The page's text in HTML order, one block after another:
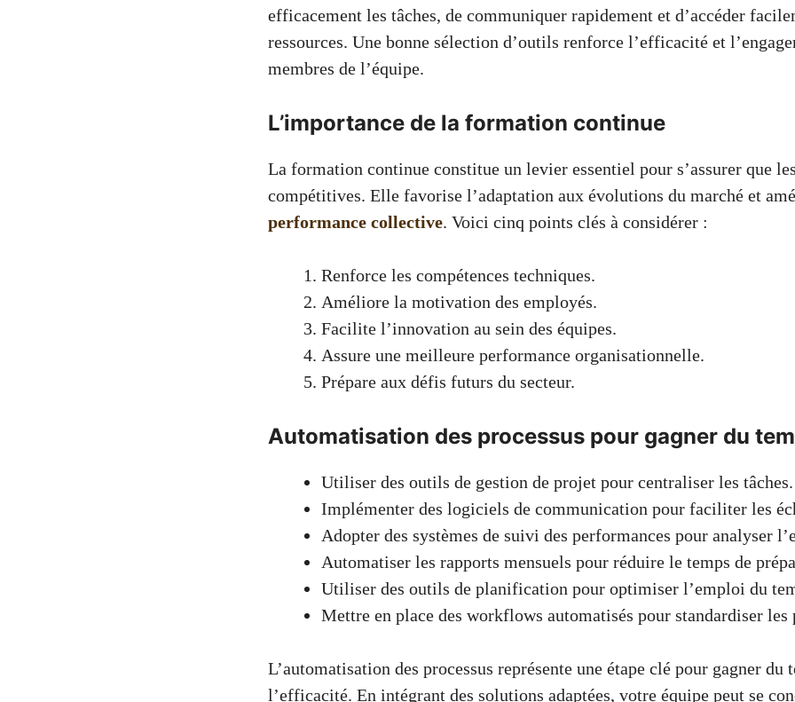
efficacement les tâches, de communiquer rapidement et d’accéder
ressources. Une bonne sélection d’outils renforce l’efficacité et
membres de l’équipe.
L’importance de la formation continue
La formation continue constitue un levier essentiel pour s’assurer que
compétitives. Elle favorise l’adaptation aux évolutions du marché et
performance collective. Voici cinq points clés à considérer :
Renforce les compétences techniques.
Améliore la motivation des employés.
Facilite l’innovation au sein des équipes.
Assure une meilleure performance organisationnelle.
Prépare aux défis futurs du secteur.
Automatisation des processus pour gagner du
Utiliser des outils de gestion de projet pour centraliser les tâches.
Implémenter des logiciels de communication pour faciliter les
Adopter des systèmes de suivi des performances pour analyser
Automatiser les rapports mensuels pour réduire le temps de
Utiliser des outils de planification pour optimiser l’emploi du
Mettre en place des workflows automatisés pour standardiser les
L’automatisation des processus représente une étape clé pour gagner du
l’efficacité. En intégrant des solutions adaptées, votre équipe peut se